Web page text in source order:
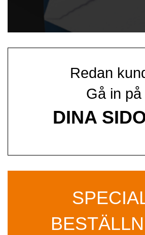
Redan
Gå in på
DINA